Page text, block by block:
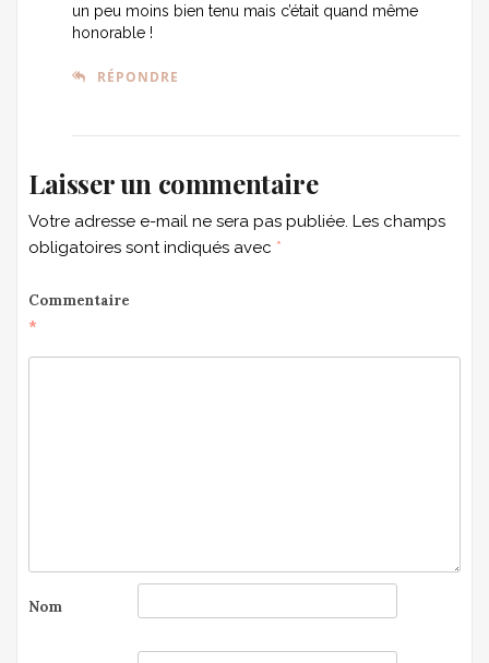
un peu moins bien tenu mais c’était quand même
honorable !
RÉPONDRE
Laisser un commentaire
Votre adresse e-mail ne sera pas publiée. Les champs
obligatoires sont indiqués avec *
Commentaire
*
Nom